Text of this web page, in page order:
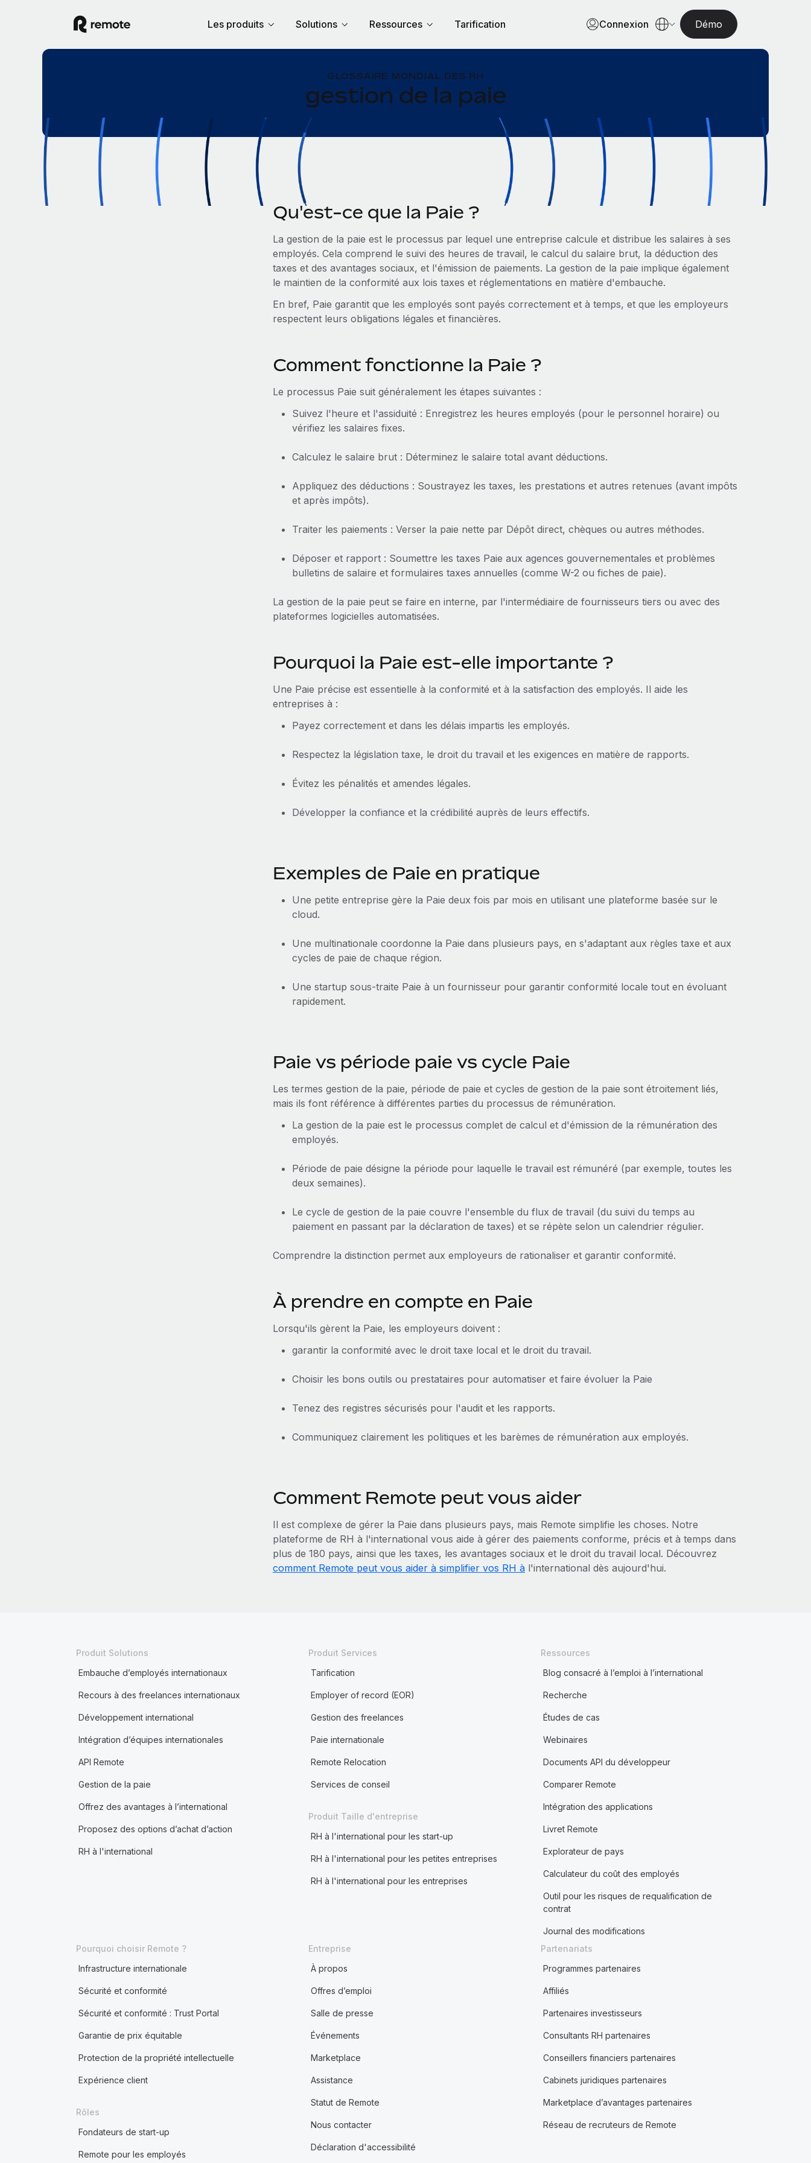
Les produits Solutions Ressources Tarification Connexion Démo
GLOSSAIRE MONDIAL DES RH
gestion de la paie
Qu'est-ce que la Paie ?
La gestion de la paie est le processus par lequel une entreprise calcule et distribue les salaires à ses
employés. Cela comprend le suivi des heures de travail, le calcul du salaire brut, la déduction des
taxes et des avantages sociaux, et l'émission de paiements. La gestion de la paie implique également
le maintien de la conformité aux lois taxes et réglementations en matière d'embauche.
En bref, Paie garantit que les employés sont payés correctement et à temps, et que les employeurs
respectent leurs obligations légales et financières.
Comment fonctionne la Paie ?
Le processus Paie suit généralement les étapes suivantes :
Suivez l'heure et l'assiduité : Enregistrez les heures employés (pour le personnel horaire) ou
vérifiez les salaires fixes.
Calculez le salaire brut : Déterminez le salaire total avant déductions.
Appliquez des déductions : Soustrayez les taxes, les prestations et autres retenues (avant impôts
et après impôts).
Traiter les paiements : Verser la paie nette par Dépôt direct, chèques ou autres méthodes.
Déposer et rapport : Soumettre les taxes Paie aux agences gouvernementales et problèmes
bulletins de salaire et formulaires taxes annuelles (comme W-2 ou fiches de paie).
La gestion de la paie peut se faire en interne, par l'intermédiaire de fournisseurs tiers ou avec des
plateformes logicielles automatisées.
Pourquoi la Paie est-elle importante ?
Une Paie précise est essentielle à la conformité et à la satisfaction des employés. Il aide les
entreprises à :
Payez correctement et dans les délais impartis les employés.
Respectez la législation taxe, le droit du travail et les exigences en matière de rapports.
Évitez les pénalités et amendes légales.
Développer la confiance et la crédibilité auprès de leurs effectifs.
Exemples de Paie en pratique
Une petite entreprise gère la Paie deux fois par mois en utilisant une plateforme basée sur le
cloud.
Une multinationale coordonne la Paie dans plusieurs pays, en s'adaptant aux règles taxe et aux
cycles de paie de chaque région.
Une startup sous-traite Paie à un fournisseur pour garantir conformité locale tout en évoluant
rapidement.
Paie vs période paie vs cycle Paie
Les termes gestion de la paie, période de paie et cycles de gestion de la paie sont étroitement liés,
mais ils font référence à différentes parties du processus de rémunération.
La gestion de la paie est le processus complet de calcul et d'émission de la rémunération des
employés.
Période de paie désigne la période pour laquelle le travail est rémunéré (par exemple, toutes les
deux semaines).
Le cycle de gestion de la paie couvre l'ensemble du flux de travail (du suivi du temps au
paiement en passant par la déclaration de taxes) et se répète selon un calendrier régulier.
Comprendre la distinction permet aux employeurs de rationaliser et garantir conformité.
À prendre en compte en Paie
Lorsqu'ils gèrent la Paie, les employeurs doivent :
garantir la conformité avec le droit taxe local et le droit du travail.
Choisir les bons outils ou prestataires pour automatiser et faire évoluer la Paie
Tenez des registres sécurisés pour l'audit et les rapports.
Communiquez clairement les politiques et les barèmes de rémunération aux employés.
Comment Remote peut vous aider
Il est complexe de gérer la Paie dans plusieurs pays, mais Remote simplifie les choses. Notre
plateforme de RH à l'international vous aide à gérer des paiements conforme, précis et à temps dans
plus de 180 pays, ainsi que les taxes, les avantages sociaux et le droit du travail local. Découvrez
comment Remote peut vous aider à simplifier vos RH àl'international dès aujourd'hui.
Produit Solutions
Embauche d’employés internationaux
Recours à des freelances internationaux
Développement international
Intégration d’équipes internationales
API Remote
Gestion de la paie
Offrez des avantages à l’international
Proposez des options d’achat d’action
RH à l'international
Produit Services
Tarification
Employer of record (EOR)
Gestion des freelances
Paie internationale
Remote Relocation
Services de conseil
Produit Taille d'entreprise
RH à l'international pour les start-up
RH à l'international pour les petites entreprises
RH à l'international pour les entreprises
Ressources
Blog consacré à l’emploi à l’international
Recherche
Études de cas
Webinaires
Documents API du développeur
Comparer Remote
Intégration des applications
Livret Remote
Explorateur de pays
Calculateur du coût des employés
Outil pour les risques de requalification de
contrat
Journal des modifications
Pourquoi choisir Remote ?
Infrastructure internationale
Sécurité et conformité
Sécurité et conformité : Trust Portal
Garantie de prix équitable
Protection de la propriété intellectuelle
Expérience client
Rôles
Fondateurs de start-up
Remote pour les employés
Entreprise
À propos
Offres d’emploi
Salle de presse
Événements
Marketplace
Assistance
Statut de Remote
Nous contacter
Déclaration d'accessibilité
Partenariats
Programmes partenaires
Affiliés
Partenaires investisseurs
Consultants RH partenaires
Conseillers financiers partenaires
Cabinets juridiques partenaires
Marketplace d’avantages partenaires
Réseau de recruteurs de Remote